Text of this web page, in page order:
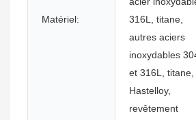
Matériel:
316L, titane,
autres aciers
inoxydables
et 316L, titane,
Hastelloy,
revêtement